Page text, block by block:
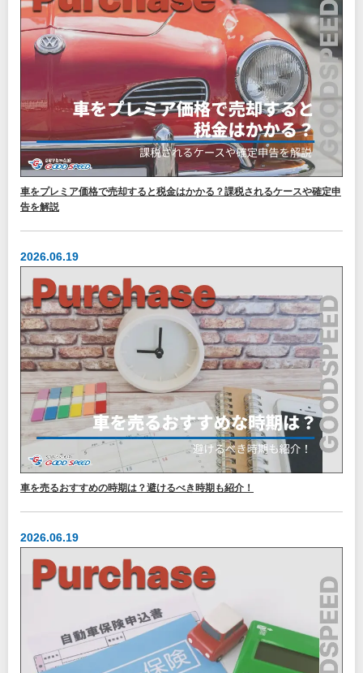
車をプレミア価格で売却すると税金はかかる？課税されるケースや確定申
告を解説
2026.06.19
車を売るおすすめの時期は？避けるべき時期も紹介！
2026.06.19